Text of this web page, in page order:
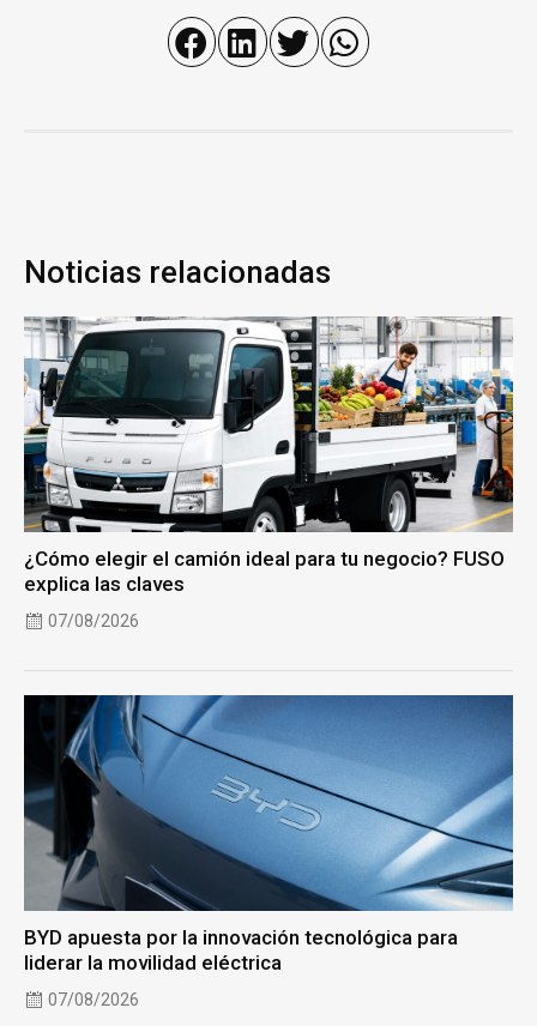
Noticias relacionadas
¿Cómo elegir el camión ideal para tu negocio? FUSO
explica las claves
07/08/2026
BYD apuesta por la innovación tecnológica para
liderar la movilidad eléctrica
07/08/2026